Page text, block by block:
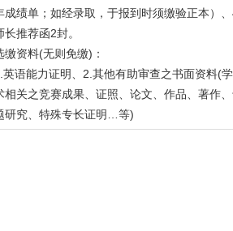
成绩单；如经录取，于报到时须缴验正本）
长推荐函2封。
缴资料(无则免缴)：
英语能力证明、2.其他有助审查之书面资料(学
相关之竞赛成果、证照、论文、作品、著作
研究、特殊专长证明…等)